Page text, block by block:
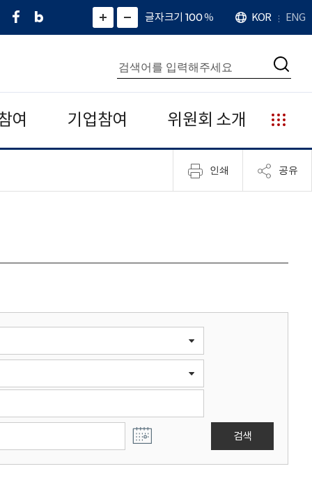
페
네
그
)
화
면
면
소
확
대
치
글자크기 100%
언
어
KOR ENG
통
합
검
색
검
여 기업참여 위원회 소개
누
리
집
안
인쇄 공유
검색